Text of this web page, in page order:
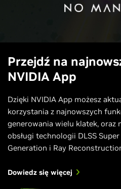
Przejdź na
NVIDIA App
Dzięki NVIDIA App możesz
korzystania z najnowszych
generowania wielu klatek, oraz
obsługi technologii DLSS
Generation i Ray
Dowiedz się więcej